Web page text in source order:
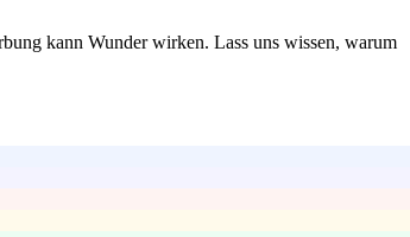
kann Wunder wirken. Lass uns wissen, warum